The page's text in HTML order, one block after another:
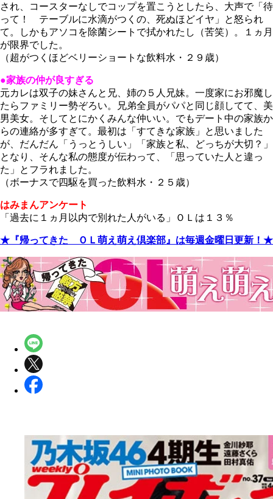
され、コースターなしでコップを置こうとしたら、大声で「待
って！ テーブルに水滴がつくの、死ぬほどイヤ」と怒られ
て。しかもアソコを除菌シートで拭かれたし（苦笑）。１ヵ月
が限界でした。
（超がつくほどベリーショートな飲料水・２９歳）
●家族の仲が良すぎる
元カレは双子の妹さんと兄、姉の５人兄妹。一度家にお邪魔し
たらファミリー勢ぞろい。兄弟全員がパパと同じ顔してて、美
男美女。そしてとにかくみんな仲いい。でもデート中の家族か
らの連絡が多すぎて。最初は「すてきな家族」と思いました
が、だんだん「うっとうしい」「家族と私、どっちが大切？」
となり、そんな私の態度が伝わって、「思っていた人と違っ
た」とフラれました。
（ボーナスで四駆を買った飲料水・２５歳）
はみまんアンケート
「過去に１ヵ月以内で別れた人がいる」ＯＬは１３％
★『帰ってきた ＯＬ萌え萌え倶楽部』は毎週金曜日更新！★